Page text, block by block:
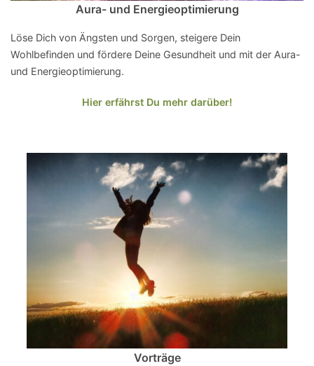
Aura- und Energieoptimierung
Löse Dich von Ängsten und Sorgen, steigere Dein
Wohlbefinden und fördere Deine Gesundheit und mit der Aura-
und Energieoptimierung.
Hier erfährst Du mehr darüber!
Vorträge